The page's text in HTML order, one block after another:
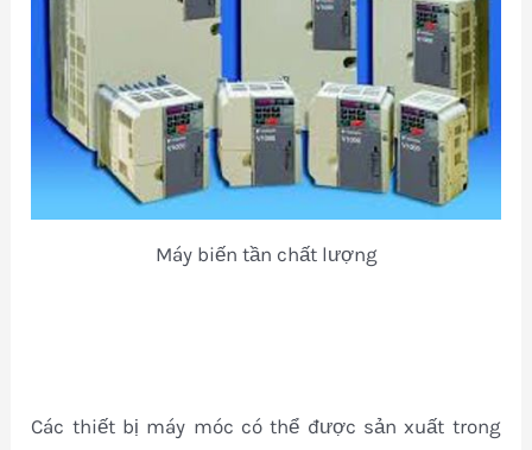
Máy biến tần chất lượng
Các thiết bị máy móc có thể được sản xuất trong